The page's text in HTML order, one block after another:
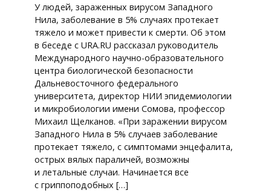
У людей, зараженных вирусом Западного
Нила, заболевание в 5% случаях протекает
тяжело и может привести к смерти. Об этом
в беседе с URA.RU рассказал руководитель
Международного научно-образовательного
центра биологической безопасности
Дальневосточного федерального
университета, директор НИИ эпидемиологии
и микробиологии имени Сомова, профессор
Михаил Щелканов. «При заражении вирусом
Западного Нила в 5% случаев заболевание
протекает тяжело, с симптомами энцефалита,
острых вялых параличей, возможны
и летальные случаи. Начинается все
с гриппоподобных […]